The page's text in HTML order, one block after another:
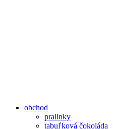
obchod
pralinky
tabuľková čokoláda